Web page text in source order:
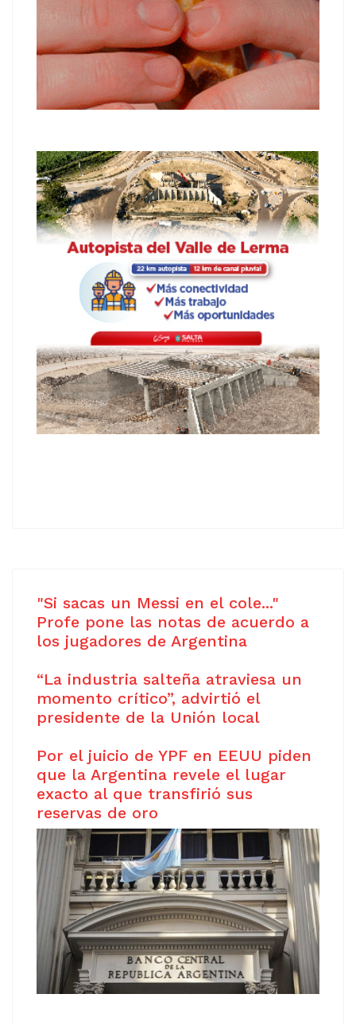
"Si sacas un Messi en el cole..."
Profe pone las notas de acuerdo a
los jugadores de Argentina
“La industria salteña atraviesa un
momento crítico”, advirtió el
presidente de la Unión local
Por el juicio de YPF en EEUU piden
que la Argentina revele el lugar
exacto al que transfirió sus
reservas de oro